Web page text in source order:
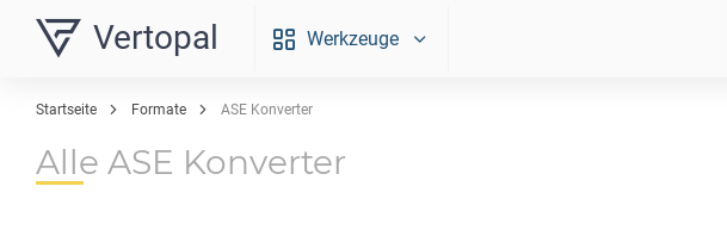
Vertopal Werkzeuge
Startseite Formate ASE Konverter
Alle ASE Konverter